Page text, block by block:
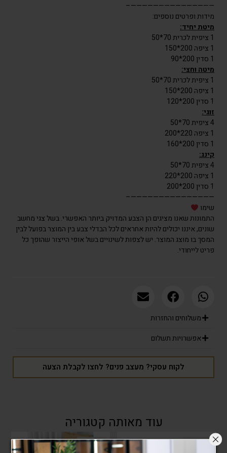
עד
———————————————–
מידות ופרטים נוספים:
מיטת יחיד:
1 ציפית לכרית 70*50
1 ציפה 200*150
1 סדין 200*90
מיטה וחצי:
1 ציפית לכרית 70*50
1 ציפה 200*150
1 סדין 200*120
זוגי:
4 ציפית 70*50
1 ציפה 220*200
1 סדין 200*160
קינג:
4 ציפית 70*50
1 ציפה 200*220
1 סדין 200*200
———————————————–
שימו
התמונות שאנו מציגים הן הצבע המדויק ביותר האפשרי. בשל צגי מחשב
שונים, איננו יכולים להיות אחראים לכל הבדלי צבע בין המוצר בפועל לבין
המסך בו מוצג המוצר. יש לצפות לשינויים בשל אופי הייצור שהופך כל
פריט לייחודי.
משלוחים והחזרות
אפשרויות תשלום
לקוח עסקי? מעצב פנים? לחצו לקבלת הצעה
עוד מאותה קטגוריה
מבצע!